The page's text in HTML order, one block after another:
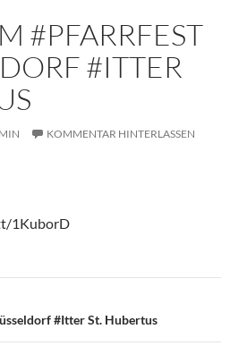
#PFARRFEST
#ITTER
KOMMENTAR HINTERLASSEN
1KuborD
#Itter St. Hubertus